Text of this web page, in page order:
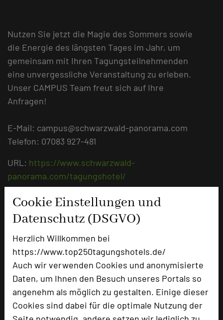
Cookie Einstellungen und
Datenschutz (DSGVO)
Herzlich Willkommen bei
https://www.top250tagungshotels.de/
Auch wir verwenden Cookies und anonymisierte
Daten, um Ihnen den Besuch unseres Portals so
angenehm als möglich zu gestalten. Einige dieser
Cookies sind dabei für die optimale Nutzung der
Nutzen Sie jetzt die Magie des Sommers sowie
die Energie des längsten Tages im Jahr, um
gemeinsam mit Ihren Tagungsteilnehmenden
eine unvergessliche Veranstaltung zu erleben.
Unser CAMPUS Team freut sich auf Ihre
Anfragen!
E-Mail: campus@schwarzwald-panorama.com
Telefon: 07083 927-481
URL: https://www.schwarzwald-
panorama.com/tagungshotel/
URL:
https://www.schwarzwald-
panorama.com/kulinarium/so